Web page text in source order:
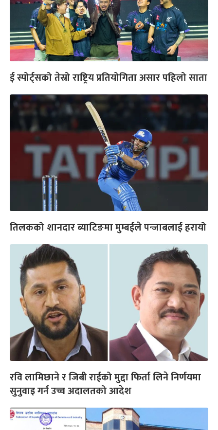
ई स्पोर्ट्सको तेस्रो राष्ट्रिय प्रतियोगिता असार पहिलो साता
तिलकको शानदार ब्याटिङमा मुम्बईले पन्जाबलाई हरायो
रवि लामिछाने र जिबी राईको मुद्दा फिर्ता लिने निर्णयमा
सुनुवाइ गर्न उच्च अदालतको आदेश